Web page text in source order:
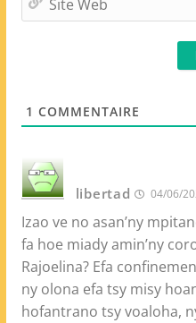
1 COMMENTAIRE
libertad 04/06/
Izao ve no asan’ny
fa hoe miady amin’ny
Rajoelina? Efa
ny olona efa tsy misy
hofantrano tsy voaloha,